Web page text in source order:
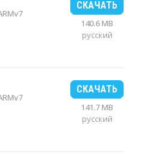
СКАЧАТЬ
140.6 MB
русский
СКАЧАТЬ
141.7 MB
русский